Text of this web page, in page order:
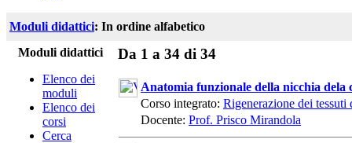
Moduli didattici: In ordine alfabetico
Moduli didattici
Elenco dei
moduli
Elenco dei
corsi
Cerca
Da 1 a 34 di 34
Anatomia funzionale della nicchia dela
Corso integrato: Rigenerazione dei tessuti
Docente: Prof. Prisco Mirandola